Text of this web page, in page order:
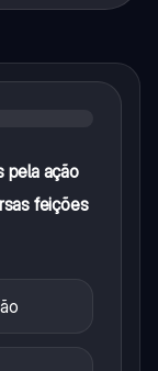
pela ação
feições